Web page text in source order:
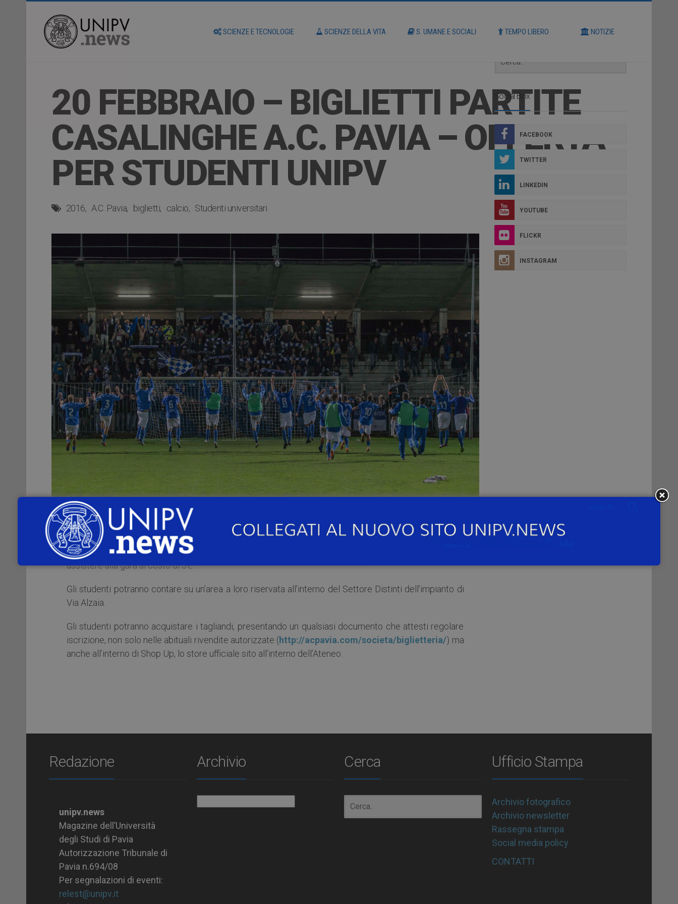
SCIENZE E TECNOLOGIE SCIENZE DELLA VITA S. UMANE E SOCIALI TEMPO LIBERO NOTIZIE
20 FEBBRAIO – BIGLIETTI PARTITE
CASALINGHE A.C. PAVIA – OFFERTA
PER STUDENTI UNIPV
2016 A.C. Pavia biglietti calcio Studenti universitari
Anche in occasione dellapartita contro l’Albinoleffeche si svolgerà allo Stadio Fortunati di Pavia
sabato 20 febbraio 2016 alle ore 17.30
assistere alla gara al costo di 5€.
Gli studenti potranno contare su un’area a loro riservata all’interno del Settore Distinti dell’impianto di
Via Alzaia.
Gli studenti potranno acquistare i tagliandi, presentando un qualsiasi documento che attesti regolare
iscrizione, non solo nelle abituali rivendite autorizzate (http://acpavia.com/societa/biglietteria/) ma
anche all’interno di Shop Up, lo store ufficiale sito all’interno dell’Ateneo.
Social Box
FACEBOOK
TWITTER
LINKEDIN
YOUTUBE
FLICKR
INSTAGRAM
Redazione
unipv.news
Magazine dell’Università
degli Studi di Pavia
Autorizzazione Tribunale di
Pavia n.694/08
Per segnalazioni di eventi:
relest@unipv.it
Archivio Cerca Ufficio Stampa
Archivio fotografico
Archivio newsletter
Rassegna stampa
Social media policy
CONTATTI